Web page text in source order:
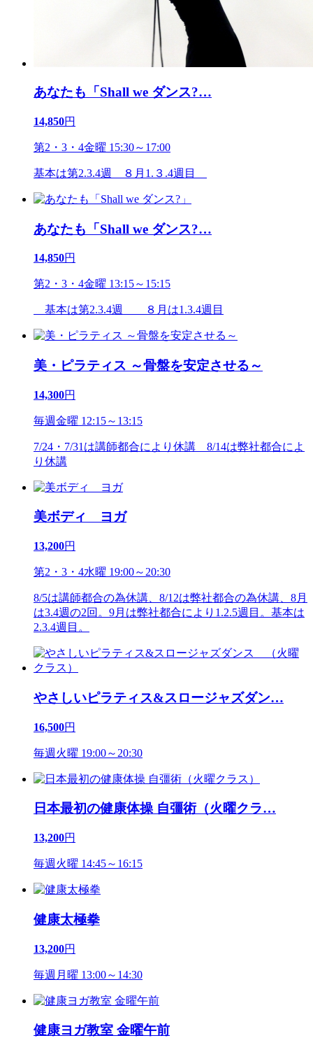
あなたも「Shall we ダンス?…
14,850円
第2・3・4金曜 15:30～17:00
基本は第2.3.4週 ８月1.３.4週目
あなたも「Shall we ダンス?…
14,850円
第2・3・4金曜 13:15～15:15
基本は第2.3.4週 ８月は1.3.4週目
美・ピラティス ～骨盤を安定させる～
14,300円
毎週金曜 12:15～13:15
7/24・7/31は講師都合により休講 8/14は弊社都合によ
り休講
美ボディ ヨガ
13,200円
第2・3・4水曜 19:00～20:30
8/5は講師都合の為休講、8/12は弊社都合の為休講、8月
は3.4週の2回。9月は弊社都合により1.2.5週目。基本は
2.3.4週目。
やさしいピラティス&スロージャズダン…
16,500円
毎週火曜 19:00～20:30
日本最初の健康体操 自彊術（火曜クラ…
13,200円
毎週火曜 14:45～16:15
健康太極拳
13,200円
毎週月曜 13:00～14:30
健康ヨガ教室 金曜午前